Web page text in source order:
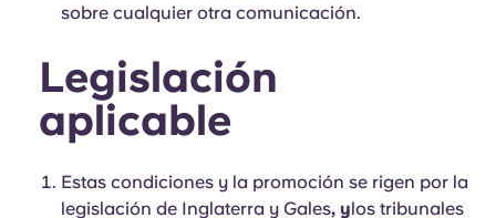
sobre cualquier otra comunicación.
Legislación
aplicable
Estas condiciones y la promoción se rigen por la
legislación de Inglaterra y Gales, ylos tribunales